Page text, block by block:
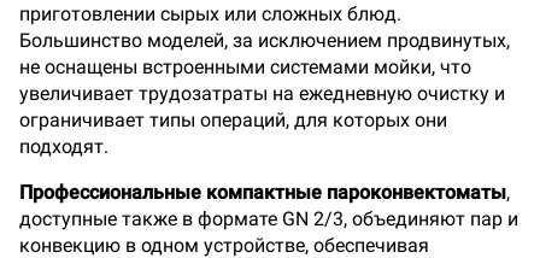
приготовлении сырых или сложных блюд.
Большинство моделей, за исключением продвинутых,
не оснащены встроенными системами мойки, что
увеличивает трудозатраты на ежедневную очистку и
ограничивает типы операций, для которых они
подходят.
Профессиональные компактные пароконвектоматы,
доступные также в формате GN 2/3, объединяют пар и
конвекцию в одном устройстве, обеспечивая